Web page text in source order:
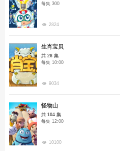
每集 300
2824
生肖宝贝
共 26 集
每集 10:00
9034
怪物山
共 104 集
每集 12:00
10100